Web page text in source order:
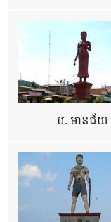
ប. មានជ័យ